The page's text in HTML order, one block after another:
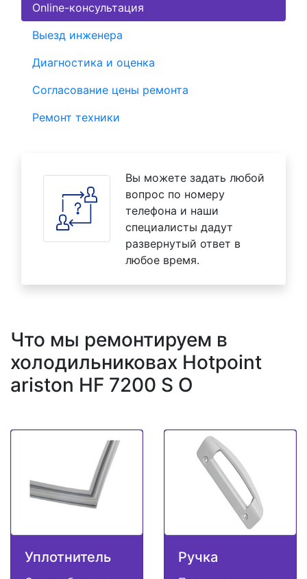
Online-консультация
Выезд инженера
Диагностика и оценка
Согласование цены ремонта
Ремонт техники
Вы можете задать любой
вопрос по номеру
телефона и наши
специалисты дадут
развернутый ответ в
любое время.
Что мы ремонтируем в
холодильниковах Hotpoint
ariston HF 7200 S O
Уплотнитель Ручка